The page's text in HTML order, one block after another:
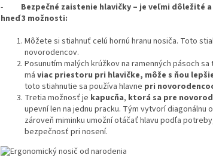
- Bezpečné zaistenie hlavičky – je veľmi dôležité
hneď 3 možnosti:
Môžete si stiahnuť celú hornú hranu nosiča. Toto
novorodencov.
Posunutím malých krúžkov na ramenných pásoch
má viac priestoru pri hlavičke, môže s ňou
toto stiahnutie sa používa hlavne pri
Tretia možnosť je kapucňa, ktorá sa pre
upevní len na jednu pracku. Tým vytvorí diagonálnu
zároveň miminku umožní otáčať hlavu podľa
bezpečnosť pri nosení.